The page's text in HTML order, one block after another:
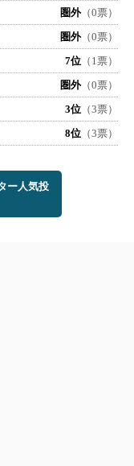
圏外（0票）
圏外（0票）
7位 （1票）
圏外（0票）
3位 （3票）
8位 （3票）
ー人気投